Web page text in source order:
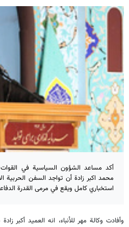
أكد مساعد الشؤون السياسية في القوات
محمد اكبر زادة أن تواجد السفن الحربية
استخباري كامل ويقع في مرمى القدرة
وأفادت وكالة مهر للأنباء، انه العميد أكبر